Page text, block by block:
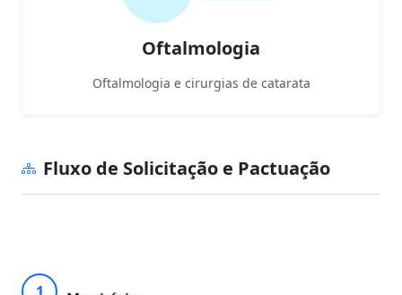
Oftalmologia
Oftalmologia e cirurgias de catarata
Fluxo de Solicitação e Pactuação
1